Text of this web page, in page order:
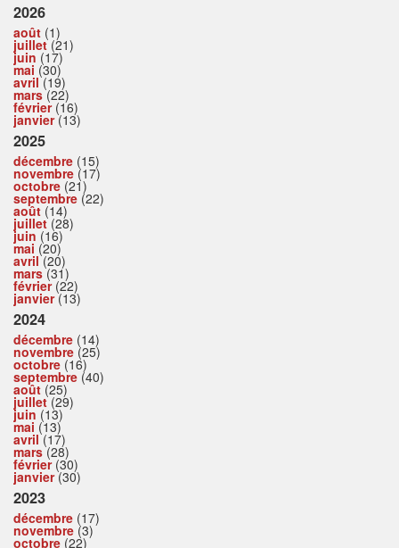
2026
août (1)
juillet(21)
juin (17)
mai (30)
avril(19)
mars(22)
février(16)
janvier(13)
2025
décembre (15)
novembre (17)
octobre (21)
septembre (22)
août (14)
juillet(28)
juin (16)
mai (20)
avril(20)
mars(31)
février(22)
janvier(13)
2024
décembre (14)
novembre (25)
octobre (16)
septembre (40)
août (25)
juillet(29)
juin (13)
mai (13)
avril(17)
mars(28)
février(30)
janvier(30)
2023
décembre (17)
novembre (3)
octobre (22)